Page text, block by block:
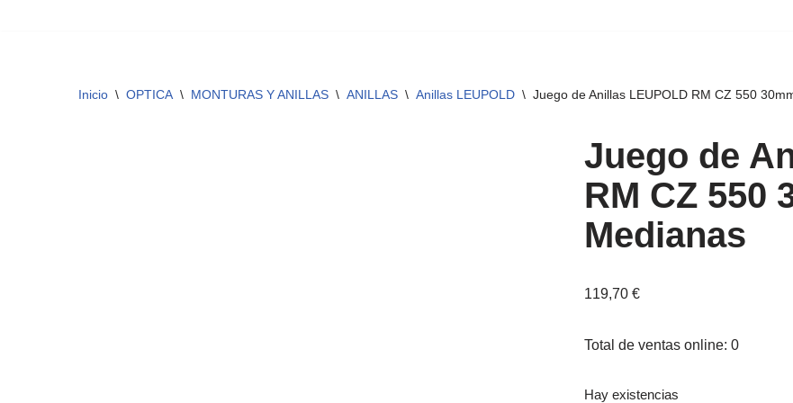
Inicio \ OPTICA \ MONTURAS Y ANILLAS \ ANILLAS \ Anillas LEUPOLD \ Juego de Anillas LEUPOLD RM CZ 550
Juego de
RM CZ 550
Medianas
119,70 €
Total de ventas online: 0
Hay existencias